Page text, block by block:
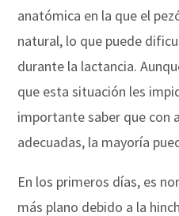
anatómica en la que el
natural, lo que puede
durante la lactancia.
que esta situación les
importante saber que con
adecuadas, la mayoría
En los primeros días, es
más plano debido a la